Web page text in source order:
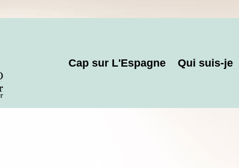
Cap sur L'Espagne Qui suis-je